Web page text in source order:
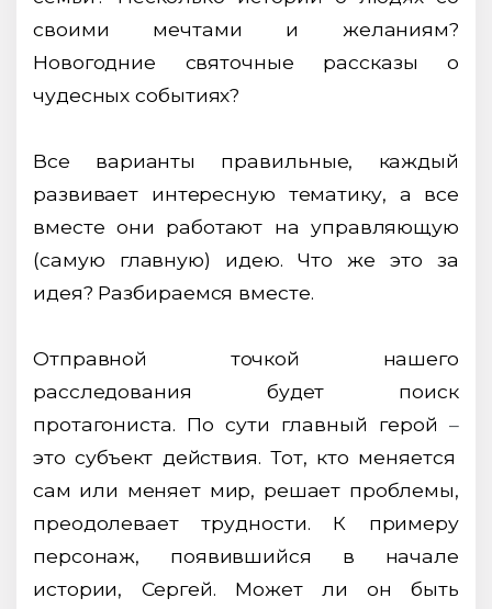
своими мечтами и желаниям?
Новогодние святочные рассказы о
чудесных событиях?
Все варианты правильные, каждый
развивает интересную тематику, а все
вместе они работают на управляющую
(самую главную) идею. Что же это за
идея? Разбираемся вместе.
Отправной точкой нашего
расследования будет поиск
протагониста. По сути главный герой–
это субъект действия. Тот, кто меняется
сам или меняет мир, решает проблемы,
преодолевает трудности. К примеру
персонаж, появившийся в начале
истории, Сергей. Может ли он быть